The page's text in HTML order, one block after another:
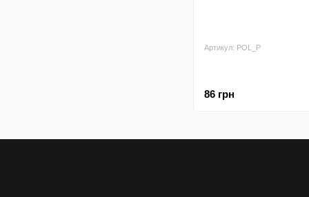
Артикул: POL_P
86 грн